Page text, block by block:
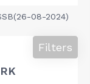
08-2024)
Filters